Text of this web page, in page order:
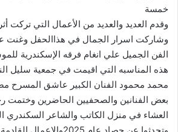
خمسة
وقدم العديد والعديد من الأعمال التي تركت
وشاركت اسرار الجمال في هذاالحفل وغنت
الفن الجميل علي انغام فرقه الإسكندرية
هذه المناسبه التي اقيمت في جمعية سليل
محمد محمود الفنان الكبير عاشق المسرح
بعض الفنانين والصحفيين الحاضرين وختمت
العشاء في منزل الكاتب والشاعر السكندري